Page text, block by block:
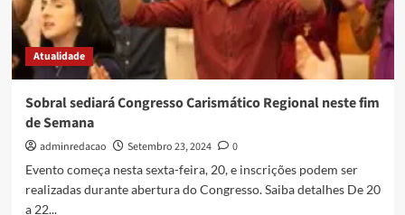
Atualidade
Sobral sediará Congresso Carismático Regional neste fim
de Semana
adminredacao Setembro 23, 2024
0
Evento começa nesta sexta-feira, 20, e inscrições podem ser
realizadas durante abertura do Congresso. Saiba detalhes De 20
a 22...